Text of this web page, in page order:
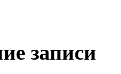
записи